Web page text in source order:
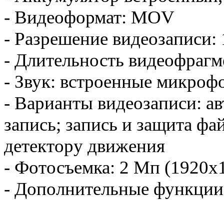
- Видеоформат: MOV
- Разрешение видеозаписи:
- Длительность
- Звук: встроенные
- Варианты видеозаписи:
запись; запись и защита
детектору движения
- Фотосъемка: 2 Мп
- Дополнительные